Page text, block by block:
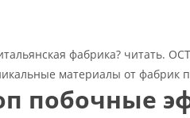
фабрика? читать.
материалы от фабрик
побочные